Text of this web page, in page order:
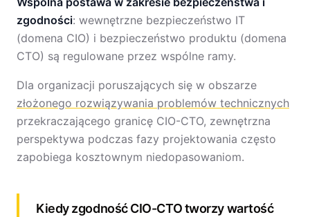
zgodności: wewnętrzne bezpieczeństwo IT
(domena CIO) i bezpieczeństwo produktu (domena
CTO) są regulowane przez wspólne ramy.
Dla organizacji poruszających się w obszarze
złożonego rozwiązywania problemów technicznych
przekraczającego granicę CIO-CTO, zewnętrzna
perspektywa podczas fazy projektowania często
zapobiega kosztownym niedopasowaniom.
Kiedy zgodność CIO-CTO tworzy wartość